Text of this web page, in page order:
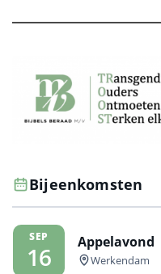
Bijeenkomsten
SEP
16
Appelavond
Werkendam